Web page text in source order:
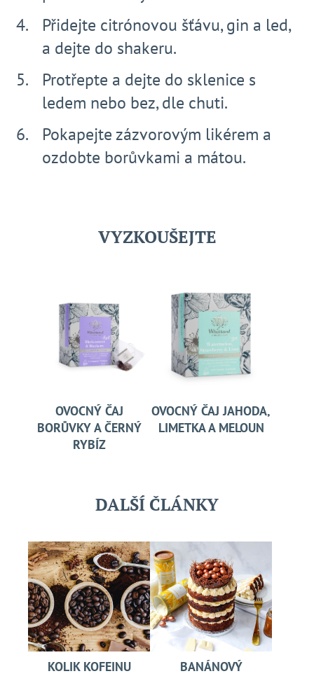
Přidejte citrónovou šťávu, gin a led,
a dejte do shakeru.
Protřepte a dejte do sklenice s
ledem nebo bez, dle chuti.
Pokapejte zázvorovým likérem a
ozdobte borůvkami a mátou.
VYZKOUŠEJTE
OVOCNÝ ČAJ
BORŮVKY A ČERNÝ
RYBÍZ
OVOCNÝ ČAJ JAHODA,
LIMETKA A MELOUN
DALŠÍ ČLÁNKY
KOLIK KOFEINU
BANÁNOVÝ